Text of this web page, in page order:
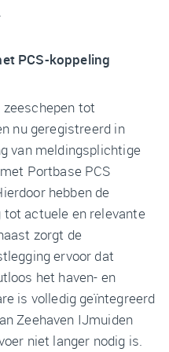
PCS-koppeling
tot
nu geregistreerd in
van meldingsplichtige
Portbase PCS
hebben de
actuele en relevante
zorgt de
ervoor dat
het haven- en
is volledig geïntegreerd
Zeehaven IJmuiden
niet langer nodig is.